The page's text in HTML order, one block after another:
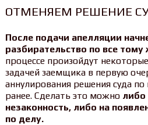
ОТМЕНЯЕМ РЕШЕНИЕ
После подачи апелляции
разбирательство по все тому
процессе произойдут
задачей заемщика в первую
аннулирования решения суда
ранее. Сделать это можно либо
незаконность, либо на
по делу.